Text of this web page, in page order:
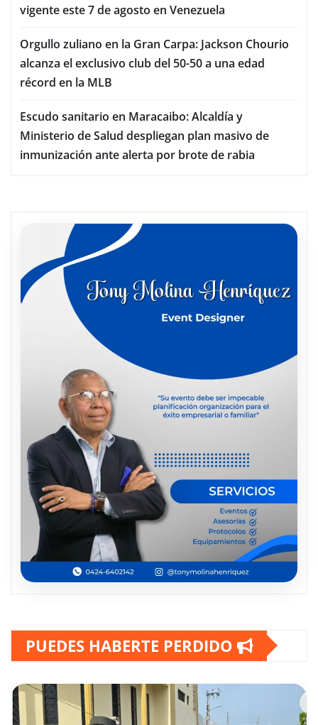
vigente este 7 de agosto en Venezuela
Orgullo zuliano en la Gran Carpa: Jackson Chourio
alcanza el exclusivo club del 50-50 a una edad
récord en la MLB
Escudo sanitario en Maracaibo: Alcaldía y
Ministerio de Salud despliegan plan masivo de
inmunización ante alerta por brote de rabia
PUEDES HABERTE PERDIDO